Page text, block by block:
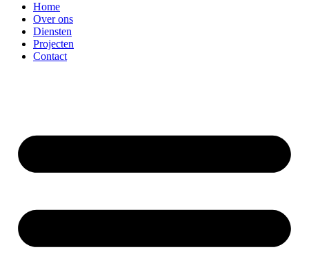
Home
Over ons
Diensten
Projecten
Contact